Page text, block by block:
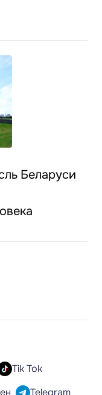
Беларуси
Tik Tok